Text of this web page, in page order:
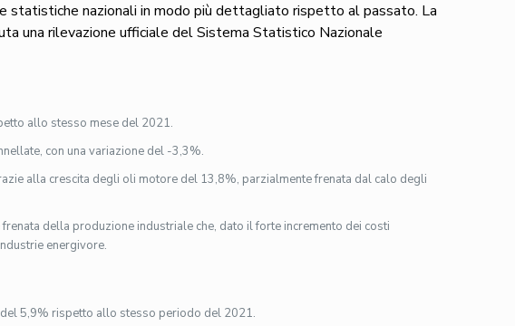
statistiche nazionali in modo più dettagliato rispetto al passato. La
una rilevazione ufficiale del Sistema Statistico Nazionale
allo stesso mese del 2021.
con una variazione del -3,3%.
alla crescita degli oli motore del 13,8%, parzialmente frenata dal calo degli
della produzione industriale che, dato il forte incremento dei costi
energivore.
5,9% rispetto allo stesso periodo del 2021.